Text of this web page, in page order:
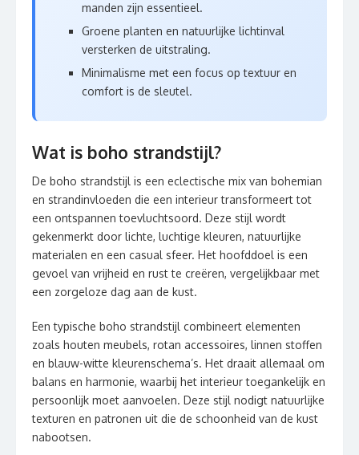
manden zijn essentieel.
Groene planten en natuurlijke lichtinval
versterken de uitstraling.
Minimalisme met een focus op textuur en
comfort is de sleutel.
Wat is boho strandstijl?
De boho strandstijl is een eclectische mix van bohemian
en strandinvloeden die een interieur transformeert tot
een ontspannen toevluchtsoord. Deze stijl wordt
gekenmerkt door lichte, luchtige kleuren, natuurlijke
materialen en een casual sfeer. Het hoofddoel is een
gevoel van vrijheid en rust te creëren, vergelijkbaar met
een zorgeloze dag aan de kust.
Een typische boho strandstijl combineert elementen
zoals houten meubels, rotan accessoires, linnen stoffen
en blauw-witte kleurenschema’s. Het draait allemaal om
balans en harmonie, waarbij het interieur toegankelijk en
persoonlijk moet aanvoelen. Deze stijl nodigt natuurlijke
texturen en patronen uit die de schoonheid van de kust
nabootsen.